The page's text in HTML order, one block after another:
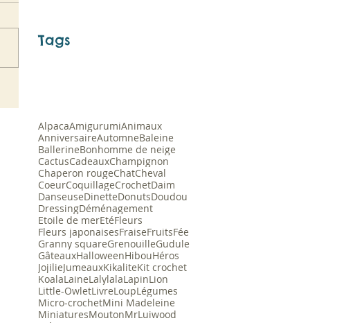
Tags
AlpacaAmigurumiAnimaux
AnniversaireAutomneBaleine
BallerineBonhomme de neige
CactusCadeauxChampignon
Chaperon rougeChatCheval
CoeurCoquillageCrochetDaim
DanseuseDinetteDonutsDoudou
DressingDéménagement
Etoile de merEtéFleurs
Fleurs japonaisesFraiseFruitsFée
Granny squareGrenouilleGudule
GâteauxHalloweenHibouHéros
JojilieJumeauxKikaliteKit crochet
KoalaLaineLalylalaLapinLion
Little-OwletLivreLoupLégumes
Micro-crochetMini Madeleine
MiniaturesMoutonMrLuiwood